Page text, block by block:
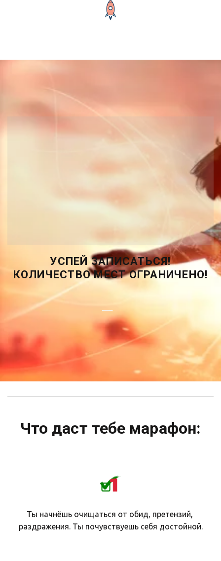
УСПЕЙ ЗАПИСАТЬСЯ!
КОЛИЧЕСТВО МЕСТ ОГРАНИЧЕНО!
_
Что даст тебе марафон:
Ты начнёшь очищаться от обид, претензий,
раздражения. Ты почувствуешь себя достойной.